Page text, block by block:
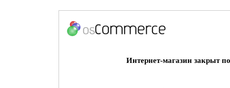
Интернет-магазин закрыт